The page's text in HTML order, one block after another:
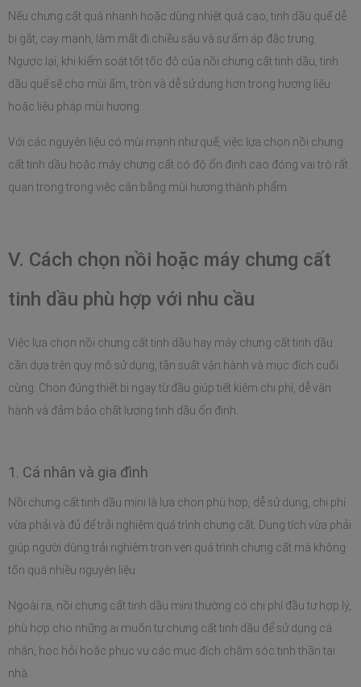
Nếu chưng cất quá nhanh hoặc dùng nhiệt quá cao, tinh dầu quế dễ
bị gắt, cay mạnh, làm mất đi chiều sâu và sự ấm áp đặc trưng.
Ngược lại, khi kiểm soát tốt tốc độ của nồi chưng cất tinh dầu, tinh
dầu quế sẽ cho mùi ấm, tròn và dễ sử dụng hơn trong hương liệu
hoặc liệu pháp mùi hương.
Với các nguyên liệu có mùi mạnh như quế, việc lựa chọn nồi chưng
cất tinh dầu hoặc máy chưng cất có độ ổn định cao đóng vai trò rất
quan trọng trong việc cân bằng mùi hương thành phẩm.
V. Cách chọn nồi hoặc máy chưng cất
tinh dầu phù hợp với nhu cầu
Việc lựa chọn nồi chưng cất tinh dầu hay máy chưng cất tinh dầu
cần dựa trên quy mô sử dụng, tần suất vận hành và mục đích cuối
cùng. Chọn đúng thiết bị ngay từ đầu giúp tiết kiệm chi phí, dễ vận
hành và đảm bảo chất lượng tinh dầu ổn định.
1. Cá nhân và gia đình
Nồi chưng cất tinh dầu mini là lựa chọn phù hợp, dễ sử dụng, chi phí
vừa phải và đủ để trải nghiệm quá trình chưng cất. Dung tích vừa phải
giúp người dùng trải nghiệm trọn vẹn quá trình chưng cất mà không
tốn quá nhiều nguyên liệu.
Ngoài ra, nồi chưng cất tinh dầu mini thường có chi phí đầu tư hợp lý,
phù hợp cho những ai muốn tự chưng cất tinh dầu để sử dụng cá
nhân, học hỏi hoặc phục vụ các mục đích chăm sóc tinh thần tại
nhà.